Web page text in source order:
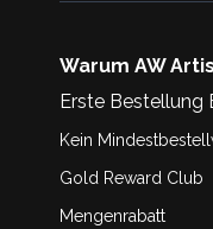
Warum AW
Erste Bestellung
Kein
Gold Reward Club
Mengenrabatt